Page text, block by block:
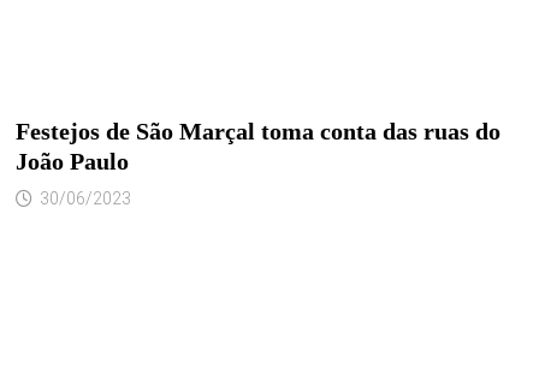
Festejos de São Marçal toma conta das ruas do
João Paulo
30/06/2023